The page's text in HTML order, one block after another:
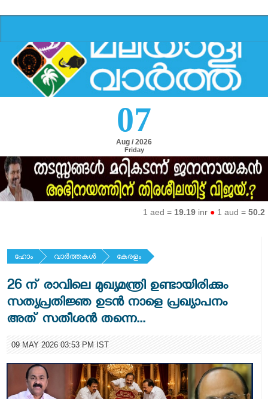
07
Aug / 2026
Friday
1 aed =19.19inr ●1 aud =50.27
ഹോം വാര്‍ത്തകള്‍ കേരളം
26 ന് രാവിലെ മുഖ്യമന്ത്രി ഉണ്ടായിരിക്കും
സത്യപ്രതിജ്ഞ ഉടൻ നാളെ പ്രഖ്യാപനം
അത് സതീശൻ തന്നെ...
09 MAY 2026 03:53 PM IST